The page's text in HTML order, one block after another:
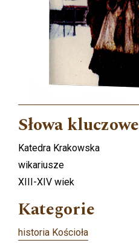
Słowa kluczowe
Katedra Krakowska
wikariusze
XIII-XIV wiek
Kategorie
historia Kościoła